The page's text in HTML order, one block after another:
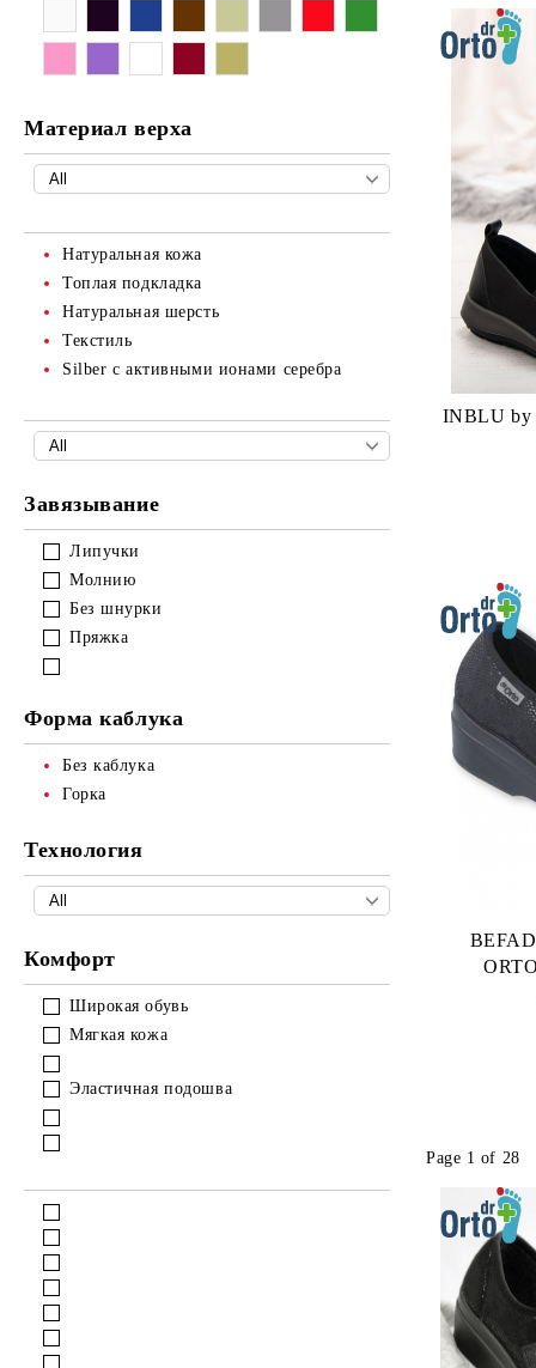
Материал верха
Натуральная кожа
Топлая подкладка
Натуральная шерсть
Текстиль
Silber с активными ионами серебра
Завязывание
Липучки
Молнию
Без шнурки
Пряжка
Форма каблука
Без каблука
Горка
Технология
Комфорт
Широкая обувь
Мягкая кожа
Эластичная подошва
INBLU by
BEFADO
Page 1 of 28